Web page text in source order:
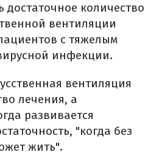
достаточное количество
вентиляции
с тяжелым
инфекции.
вентиляция
лечения, а
развивается
"когда без
жить".